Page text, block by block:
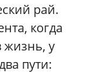
рай.
когда
жизнь, у
пути: